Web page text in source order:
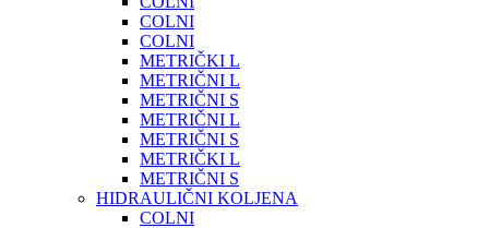
COLNI
COLNI
METRIČKI L
METRIČNI L
METRIČNI S
METRIČNI L
METRIČNI S
METRIČKI L
METRIČNI S
HIDRAULIČNI KOLJENA
COLNI